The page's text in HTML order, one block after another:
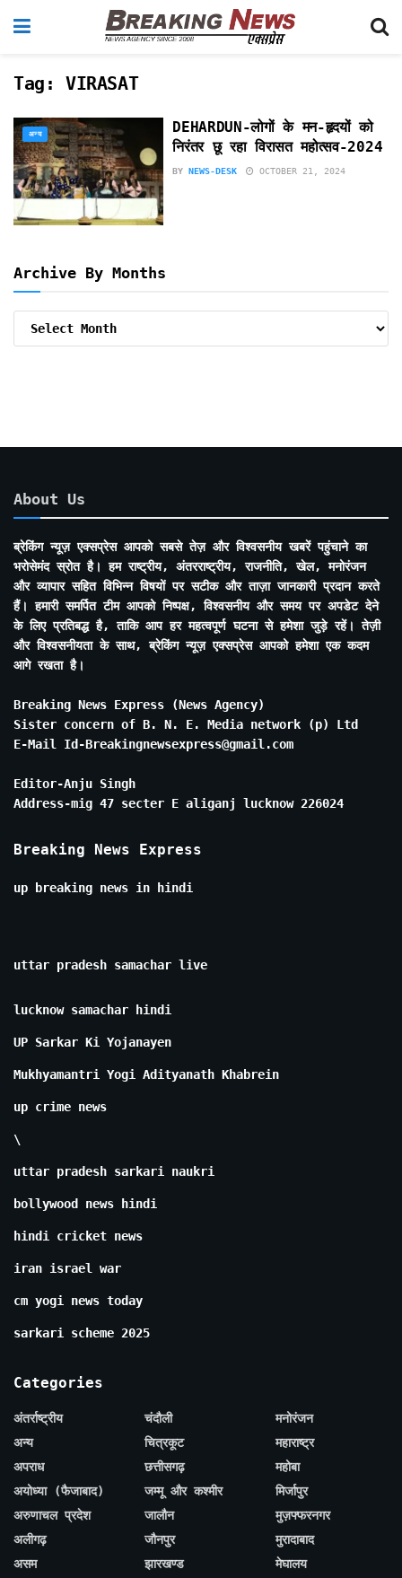
Tag: VIRASAT
अन्य
DEHARDUN-लोगों के मन-हृदयों को
निरंतर छू रहा विरासत महोत्सव-2024
BY NEWS-DESK OCTOBER 21, 2024
Archive By Months
About Us
ब्रेकिंग न्यूज़ एक्सप्रेस आपको सबसे तेज़ और विश्वसनीय खबरें पहुंचाने का
भरोसेमंद स्रोत है। हम राष्ट्रीय, अंतरराष्ट्रीय, राजनीति, खेल, मनोरंजन
और व्यापार सहित विभिन्न विषयों पर सटीक और ताज़ा जानकारी प्रदान करते
हैं। हमारी समर्पित टीम आपको निष्पक्ष, विश्वसनीय और समय पर अपडेट देने
के लिए प्रतिबद्ध है, ताकि आप हर महत्वपूर्ण घटना से हमेशा जुड़े रहें। तेज़ी
और विश्वसनीयता के साथ, ब्रेकिंग न्यूज़ एक्सप्रेस आपको हमेशा एक कदम
आगे रखता है।
Breaking News Express (News Agency)
Sister concern of B. N. E. Media network (p) Ltd
E-Mail Id-Breakingnewsexpress@gmail.com
Editor-Anju Singh
Address-mig 47 secter E aliganj lucknow 226024
Breaking News Express
up breaking news in hindi
uttar pradesh samachar live
lucknow samachar hindi
UP Sarkar Ki Yojanayen
Mukhyamantri Yogi Adityanath Khabrein
up crime news
\
uttar pradesh sarkari naukri
bollywood news hindi
hindi cricket news
iran israel war
cm yogi news today
sarkari scheme 2025
Categories
अंतर्राष्ट्रीय
अन्य
अपराध
अयोध्या (फैजाबाद)
अरुणाचल प्रदेश
अलीगढ़
असम
चंदौली
चित्रकूट
छत्तीसगढ़
जम्मू और कश्मीर
जालौन
जौनपुर
झारखण्ड
मनोरंजन
महाराष्ट्र
महोबा
मिर्जापुर
मुज़फ्फरनगर
मुरादाबाद
मेघालय